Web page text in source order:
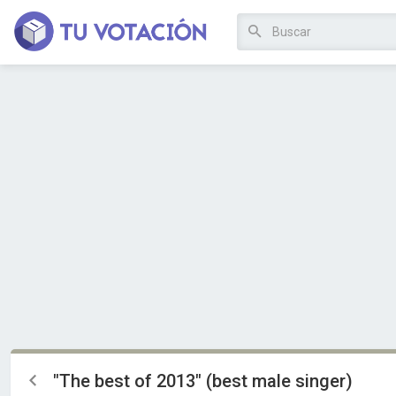
"The best of 2013" (best male singer)